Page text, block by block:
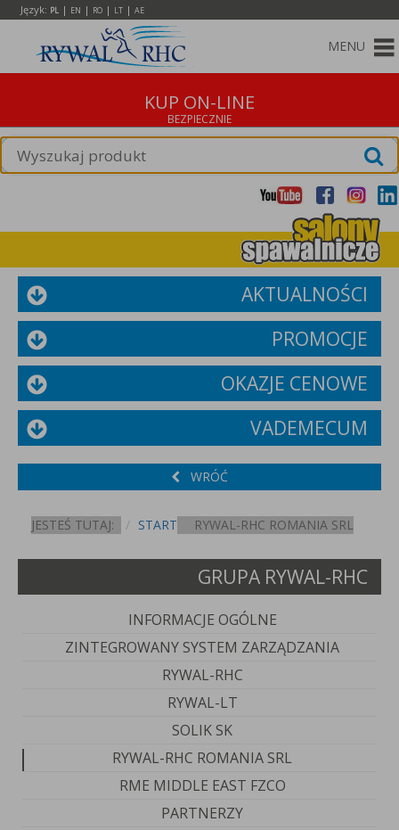
Język: PL | EN | RO | LT | AE
MENU
KUP ON-LINE
AKTUALNOŚCI
PROMOCJE
OKAZJE CENOWE
VADEMECUM
WRÓĆ
JESTEŚ TUTAJ: START RYWAL-RHC ROMANIA SRL
GRUPA RYWAL-RHC
INFORMACJE OGÓLNE
ZINTEGROWANY SYSTEM ZARZĄDZANIA
RYWAL-RHC
RYWAL-LT
SOLIK SK
RYWAL-RHC ROMANIA SRL
RME MIDDLE EAST FZCO
PARTNERZY